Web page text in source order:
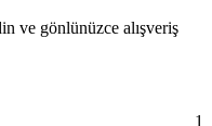
ve gönlünüzce alışveriş
1